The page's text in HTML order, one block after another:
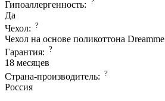
Гипоаллергенность:
Да
Чехол: ?
Чехол на основе поликоттона Dreamme
Гарантия: ?
18 месяцев
Страна-производитель: ?
Россия